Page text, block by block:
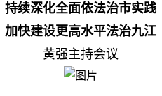
持续深化全面依法治市实践
加快建设更高水平法治九江
黄强主持会议